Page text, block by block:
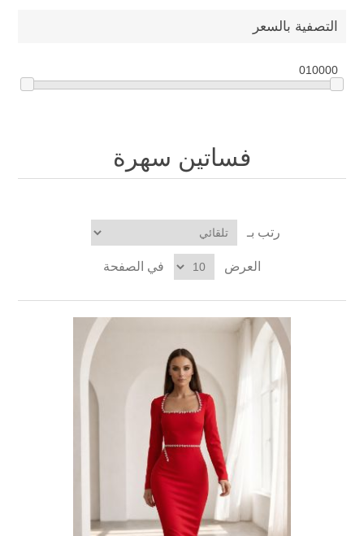
التصفية بالسعر
010000
فساتين سهرة
رتب بـ
العرض في الصفحة